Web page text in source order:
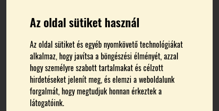
Az oldal sütiket használ
Az oldal sütiket és egyéb nyomkövető technológiákat
alkalmaz, hogy javítsa a böngészési élményét, azzal
hogy személyre szabott tartalmakat és célzott
hirdetéseket jelenít meg, és elemzi a weboldalunk
forgalmát, hogy megtudjuk honnan érkeztek a
látogatóink.
FŐOLDAL CIKKEK
A borturizmust is építi a
Budapest Borfesztivál
Témák: Borfesztivál